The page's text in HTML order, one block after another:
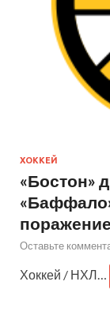
ХОККЕЙ
«Бостон»
Оставьте
Хоккей / НХЛ…